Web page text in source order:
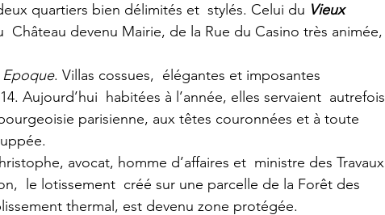
quartiers bien délimités et  stylés. Celui du Vieux
Château devenu Mairie, de la Rue du Casino très animée,
Epoque. Villas cossues,  élégantes et imposantes
Aujourd’hui  habitées à l’année, elles servaient  autrefois
parisienne, aux têtes couronnées et à toute
avocat, homme d’affaires et  ministre des Travaux
le lotissement  créé sur une parcelle de la Forêt des
thermal, est devenu zone protégée.